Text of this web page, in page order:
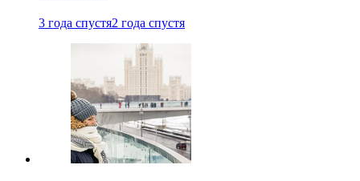
3 года спустя2 года спустя